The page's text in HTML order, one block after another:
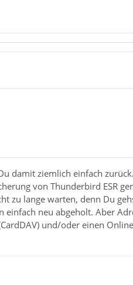
damit ziemlich einfach
von Thunderbird ESR
zu lange warten, denn Du
neu abgeholt. Aber
und/oder einen